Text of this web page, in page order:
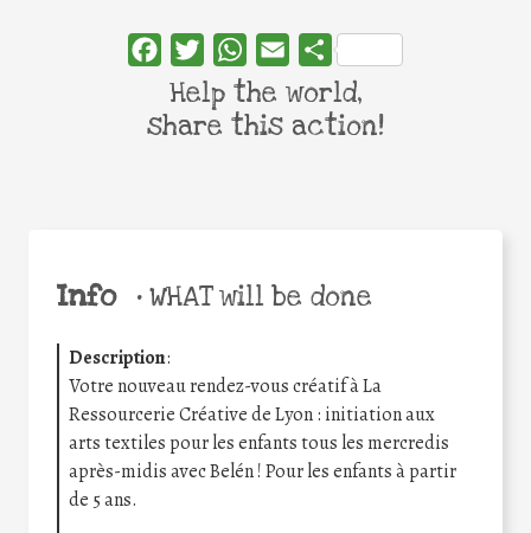
Info •WHAT will be done
Description:
Votre nouveau rendez-vous créatif à La
Ressourcerie Créative de Lyon : initiation aux
arts textiles pour les enfants tous les mercredis
après-midis avec Belén ! Pour les enfants à partir
de 5 ans.
FacebookTwitterWhatsApp
Email Share
Help the world,
share this action!